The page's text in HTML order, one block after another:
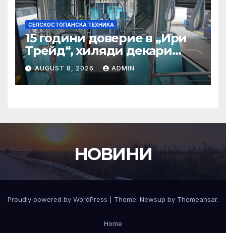
СЕЛСКОСТОПАНСКА ТЕХНИКА
15 години доверие в „Ири
Трейд“, хиляди декари
успех – историята на
Мартин Богдановски
AUGUST 8, 2026 ADMIN
НОВИНИ
Proudly powered by WordPress Theme: Newsup by Themeansar.
Home